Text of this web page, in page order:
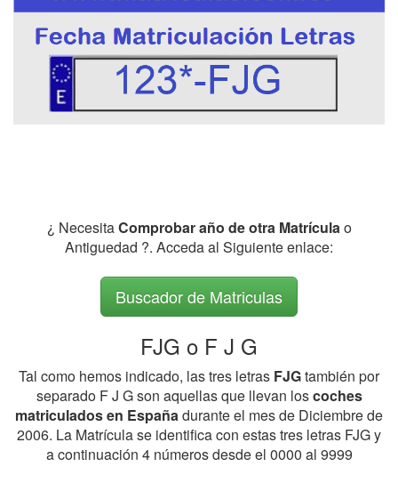
¿ NecesitaComprobar año de otra Matrículao
Antiguedad ?. Acceda al Siguiente enlace:
Buscador de Matriculas
FJG o F J G
Tal como hemos indicado, las tres letras FJGtambién por
separado F J G son aquellas que llevan loscoches
matriculados en Españadurante el mes de Diciembre de
2006. La Matrícula se identifica con estas tres letras FJG y
a continuación 4 números desde el 0000 al 9999